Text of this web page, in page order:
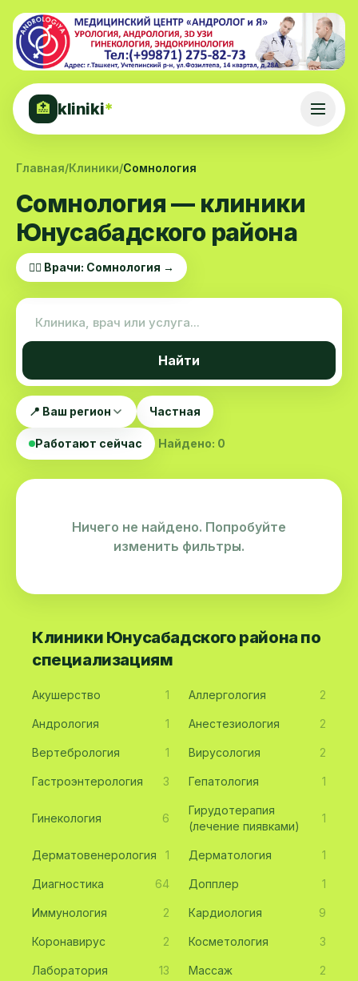
🏥 kliniki*
Главная/Клиники/Сомнология
Сомнология — клиники
Юнусабадского района
👨‍⚕️ Врачи: Сомнология →
Найти
📍 Ваш регион Частная
Работают сейчас Найдено: 0
Ничего не найдено. Попробуйте
изменить фильтры.
Клиники Юнусабадского района по
специализациям
Акушерство 1 Аллергология 2
Андрология 1 Анестезиология 2
Вертебрология 1 Вирусология 2
Гастроэнтерология 3 Гепатология 1
Гинекология 6
Гирудотерапия
(лечение пиявками)
1
Дерматовенерология 1 Дерматология 1
Диагностика 64 Допплер 1
Иммунология 2 Кардиология 9
Коронавирус 2 Косметология 3
Лаборатория 13 Массаж 2